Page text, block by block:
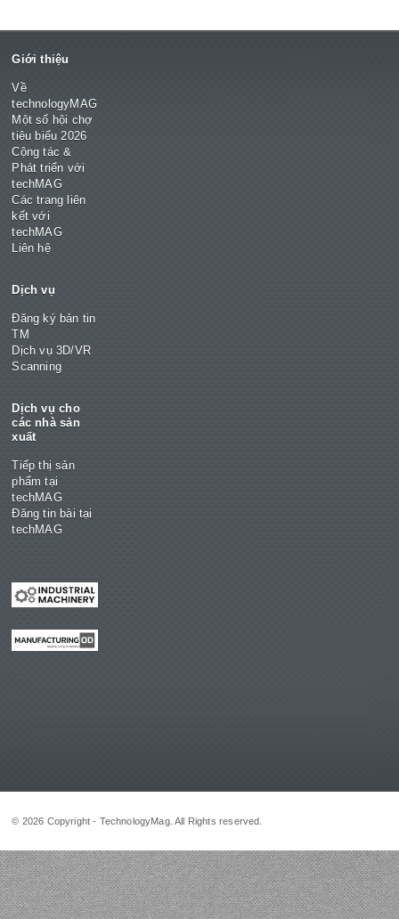
Giới thiệu
Về
technologyMAG
Một số hội chợ
tiêu biểu 2026
Cộng tác &
Phát triển với
techMAG
Các trang liên
kết với
techMAG
Liên hệ
Dịch vụ
Đăng ký bản tin
TM
Dịch vụ 3D/VR
Scanning
Dịch vụ cho
các nhà sản
xuất
Tiếp thị sản
phẩm tại
techMAG
Đăng tin bài tại
techMAG
© 2026 Copyright - TechnologyMag. All Rights reserved.